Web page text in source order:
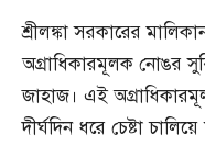
শ্রীলঙ্কা সরকারের
অগ্রাধিকারমূলক নোঙর
জাহাজ। এই
দীর্ঘদিন ধরে চেষ্টা